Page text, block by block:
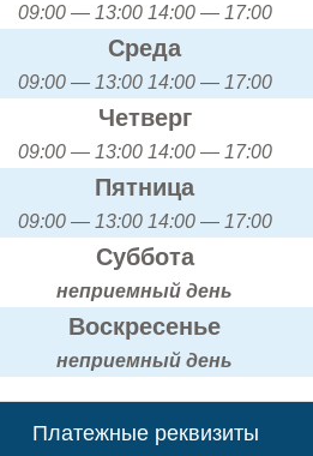
09:00 — 13:00 14:00 — 17:00
Среда
09:00 — 13:00 14:00 — 17:00
Четверг
09:00 — 13:00 14:00 — 17:00
Пятница
09:00 — 13:00 14:00 — 17:00
Суббота
неприемный день
Воскресенье
неприемный день
Платежные реквизиты